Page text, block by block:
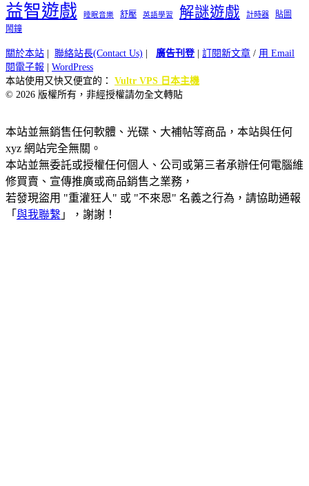
益智遊戲 睡眠音樂 舒壓 英語學習 解謎遊戲 計時器
貼圖
鬧鐘
關於本站 聯絡站長(Contact Us) 廣告刊登| 訂閱新文章 / 用 Email
閱電子報
WordPress
本站使用又快又便宜的： Vultr VPS 日本主機
© 2026 版權所有，非經授權請勿全文轉貼
本站並無銷售任何軟體、光碟、大補帖等商品，本站與任何
xyz 網站完全無關。
本站並無委託或授權任何個人、公司或第三者承辦任何電腦維
修買賣、宣傳推廣或商品銷售之業務，
若發現盜用 "重灌狂人" 或 "不來恩" 名義之行為，請協助通報
「 與我聯繫 」，謝謝！